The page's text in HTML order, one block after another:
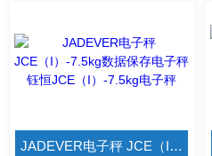
JADEVER电子秤 JCE（I）-7.5kg数据保存电子秤 钰恒JCE（I）-7.5kg电子秤